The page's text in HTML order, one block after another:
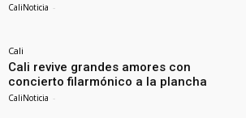
CaliNoticia -
Cali
Cali revive grandes amores con
concierto filarmónico a la plancha
CaliNoticia -